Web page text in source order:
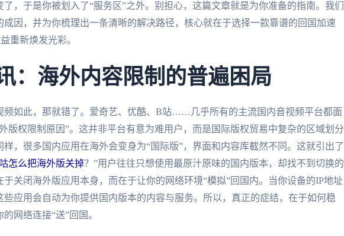
，于是你被划入了“服务区”之外。别担心，这篇文章就是为你准备的指南。我们
成因，并为你梳理出一条清晰的解决路径，核心就在于选择一款靠谱的回国加速
重新焕发光彩。
：海外内容限制的普遍困局
频如此，那就错了。爱奇艺、优酷、B站……几乎所有的主流国内音视频平台都面
版权限制原因”。这并非平台有意为难用户，而是国际版权贸易中复杂的区域划分
样，很多国内应用在海外会变身为“国际版”，界面和内容库截然不同。这就引出了
怎么把海外版关掉？”用户往往只想使用最原汁原味的国内版本，却找不到切换的
于关闭海外版应用本身，而在于让你的网络环境“模拟”回国内。当你设备的IP地址
些应用会自动为你提供国内版本的内容与服务。所以，真正的症结，在于如何稳
网络连接“送”回国。